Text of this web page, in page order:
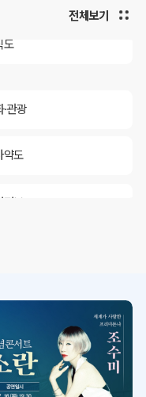
도
·관광
약도
정보
도
전체보기